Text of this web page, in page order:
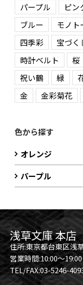
パープル
ピン
ブルー
モノト
四季彩
宝づく
時計ベルト
桜
祝い鶴
緑
金
金彩菊花
色から探す
オレンジ
パープル
浅草文庫 本店
住所:東京都台東区浅
営業時間:10:00～19:00
TEL/FAX:03-5246-